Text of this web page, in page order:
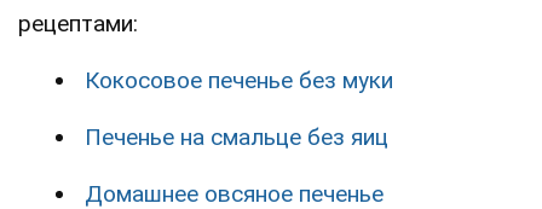
рецептами:
Кокосовое печенье без муки
Печенье на смальце без яиц
Домашнее овсяное печенье